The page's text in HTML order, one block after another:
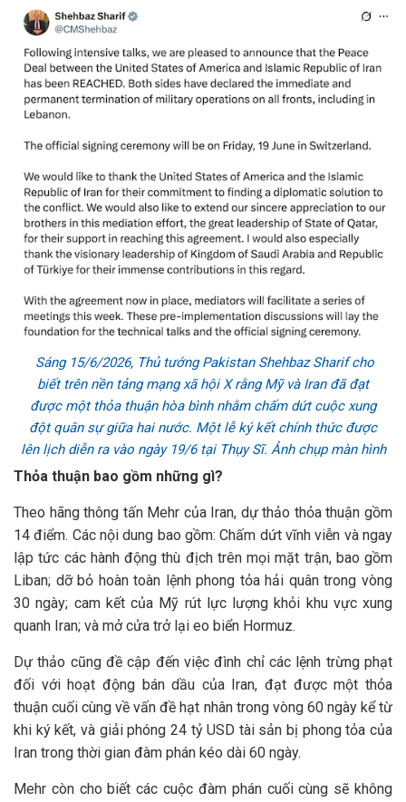
Sáng 15/6/2026, Thủ tướng Pakistan Shehbaz Sharif cho
biết trên nền tảng mạng xã hội X rằng Mỹ và Iran đã đạt
được một thỏa thuận hòa bình nhằm chấm dứt cuộc xung
đột quân sự giữa hai nước. Một lễ ký kết chính thức được
lên lịch diễn ra vào ngày 19/6 tại Thụy Sĩ. Ảnh chụp màn hình
Thỏa thuận bao gồm những gì?
Theo hãng thông tấn Mehr của Iran, dự thảo thỏa thuận gồm
14 điểm. Các nội dung bao gồm: Chấm dứt vĩnh viễn và ngay
lập tức các hành động thù địch trên mọi mặt trận, bao gồm
Liban; dỡ bỏ hoàn toàn lệnh phong tỏa hải quân trong vòng
30 ngày; cam kết của Mỹ rút lực lượng khỏi khu vực xung
quanh Iran; và mở cửa trở lại eo biển Hormuz.
Dự thảo cũng đề cập đến việc đình chỉ các lệnh trừng phạt
đối với hoạt động bán dầu của Iran, đạt được một thỏa
thuận cuối cùng về vấn đề hạt nhân trong vòng 60 ngày kể từ
khi ký kết, và giải phóng 24 tỷ USD tài sản bị phong tỏa của
Iran trong thời gian đàm phán kéo dài 60 ngày.
Mehr còn cho biết các cuộc đàm phán cuối cùng sẽ không